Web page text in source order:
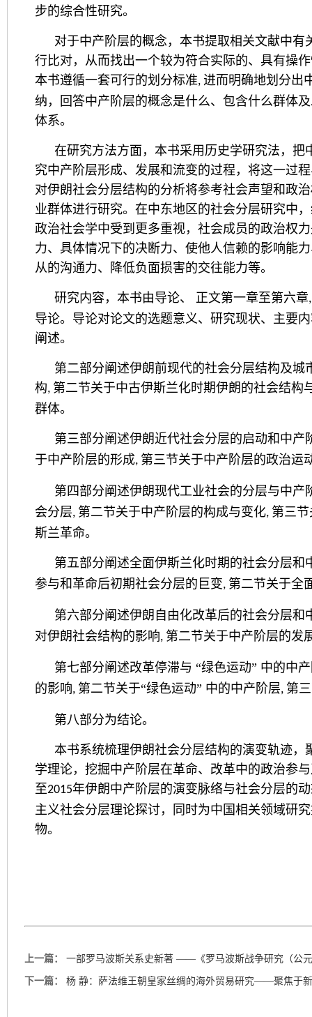
步的综合性研究。
对于中产阶层的概念，本书提取相关文献中
行比对，从而找出一个较为符合实际的、具有操
本书遵循一套可行的划分标准, 进而明确地划分出
纳，回答中产阶层的概念是什么、包含什么群体
体系。
在研究方法方面，本书采用历史学研究法，
究中产阶层形成、发展和流变的过程，将这一过
对伊朗社会分层结构的分析将参考社会声望和政
业群体进行研究。在中东地区的社会分层研究中
政治社会学中受到更多重视，社会成员的政治权
力、具体情况下的决断力、使他人信赖的影响能
从的沟通力、降低负面损害的交往能力等。
研究内容，本书由导论、 正文第一章至第六章
导论。导论对论文的选题意义、研究现状、主要
阐述。
第二部分阐述伊朗前现代的社会分层结构及
构, 第二节关于中古伊斯兰化时期伊朗的社会结构
群体。
第三部分阐述伊朗近代社会分层的启动和中产
于中产阶层的形成, 第三节关于中产阶层的政治运
第四部分阐述伊朗现代工业社会的分层与中产
会分层, 第二节关于中产阶层的构成与变化, 第三
斯兰革命。
第五部分阐述全面伊斯兰化时期的社会分层和
参与和革命后初期社会分层的巨变, 第二节关于全
第六部分阐述伊朗自由化改革后的社会分层和
对伊朗社会结构的影响, 第二节关于中产阶层的发
第七部分阐述改革停滞与 “绿色运动” 中的中
的影响, 第二节关于“绿色运动” 中的中产阶层, 第
第八部分为结论。
本书系统梳理伊朗社会分层结构的演变轨迹
学理论，挖掘中产阶层在革命、改革中的政治参
至2015年伊朗中产阶层的演变脉络与社会分层的
主义社会分层理论探讨，同时为中国相关领域研
物。
上一篇： 一部罗马波斯关系史新著 ——《罗马波斯战争研究（公
下一篇： 杨 静：萨法维王朝皇家丝绸的海外贸易研究——聚焦于